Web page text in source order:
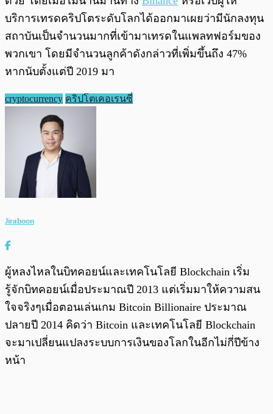
บริการเทรดคริปโตระดับโลกได้ออกมาเผยว่ามีนักลงทุน
สถาบันเป็นจำนวนมากที่เข้ามาเทรดในแพลทฟอร์มของ
พวกเขา โดยมีจำนวนลูกค้าดังกล่าวที่เพิ่มขึ้นถึง 47%
หากนับตั้งแต่ปี 2019 มา
cryptocurrency คริปโตเคอเรนซี่
Jiraboon
ผู้หลงไหลในบิทคอยน์และเทคโนโลยี Blockchain เริ่ม
รู้จักบิทคอยน์เมื่อประมาณปี 2013 แต่เริ่มมาให้ความสน
ใจจริงๆเมื่อตอนเล่นเกม Bitcoin Billionaire ประมาณ
ปลายปี 2014 คิดว่า Bitcoin และเทคโนโลยี Blockchain
จะมาเปลี่ยนแปลงระบบการเงินของโลกในอีกไม่กี่ปีข้าง
หน้า